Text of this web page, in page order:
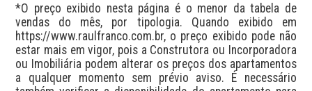
*O preço exibido nesta página é o menor da tabela de
vendas do mês, por tipologia. Quando exibido em
https://www.raulfranco.com.br, o preço exibido pode não
estar mais em vigor, pois a Construtora ou Incorporadora
ou Imobiliária podem alterar os preços dos apartamentos
a qualquer momento sem prévio aviso. É necessário